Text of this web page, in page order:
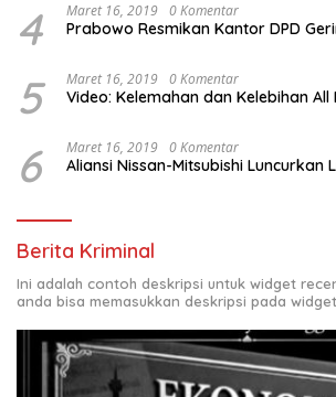
4 Maret 16, 2019 0 Komentar
Prabowo Resmikan Kantor DPD
5 Maret 16, 2019 0 Komentar
Video: Kelemahan dan Kelebihan All
6 Maret 16, 2019 0 Komentar
Aliansi Nissan-Mitsubishi Luncurkan
Berita Kriminal
Ini adalah contoh deskripsi untuk widget
anda bisa memasukkan deskripsi pada